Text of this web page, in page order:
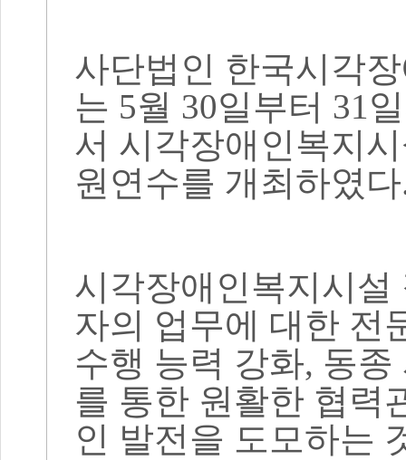
사단법인 한국시각
는 5월 30일부터 31
서 시각장애인복지
원연수를 개최하였다
시각장애인복지시
자의 업무에 대한 전
수행 능력 강화, 동종
를 통한 원활한 협력
인 발전을 도모하는